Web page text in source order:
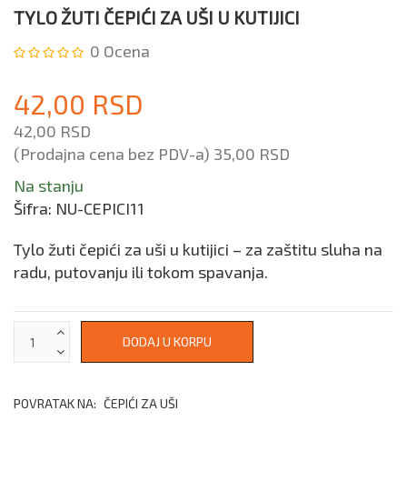
TYLO ŽUTI ČEPIĆI ZA UŠI U KUTIJICI
0 Ocena
42,00 RSD
42,00 RSD
(Prodajna cena bez PDV-a) 35,00 RSD
Na stanju
Šifra: NU-CEPICI11
Tylo žuti čepići za uši u kutijici – za zaštitu sluha na
radu, putovanju ili tokom spavanja.
POVRATAK NA: ČEPIĆI ZA UŠI